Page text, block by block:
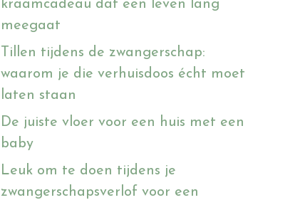
kraamcadeau dat een leven lang
meegaat
Tillen tijdens de zwangerschap:
waarom je die verhuisdoos écht moet
laten staan
De juiste vloer voor een huis met een
baby
Leuk om te doen tijdens je
zwangerschapsverlof voor een